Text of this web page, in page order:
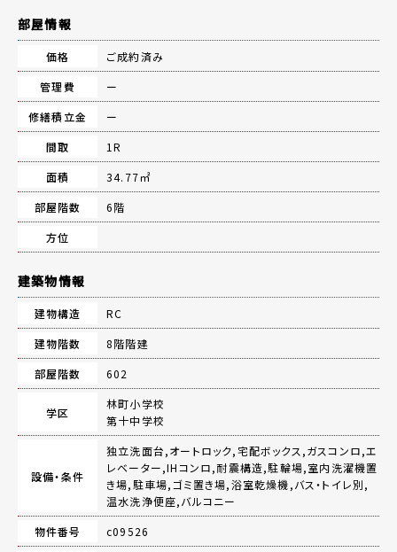
部屋情報
価格
ご成約済み
管理費
ー
修繕積立金
ー
間取
1R
面積
34.77㎡
部屋階数
6階
方位
建築物情報
建物構造
RC
建物階数
8階階建
部屋階数
602
学区
林町小学校
第十中学校
設備・条件
独立洗面台,オートロック,宅配ボックス,ガスコンロ,エ
レベーター,IHコンロ,耐震構造,駐輪場,室内洗濯機置
き場,駐車場,ゴミ置き場,浴室乾燥機,バス・トイレ別,
温水洗浄便座,バルコニー
物件番号
c09526